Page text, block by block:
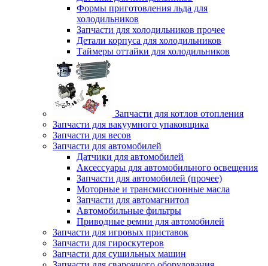
Формы приготовления льда для
холодильников
Запчасти для холодильников прочее
Детали корпуса для холодильников
Таймеры оттайки для холодильников
Запчасти для котлов отопления
Запчасти для вакуумного упаковщика
Запчасти для весов
Запчасти для автомобилей
Датчики для автомобилей
Аксессуары для автомобильного освещения
Запчасти для автомобилей (прочее)
Моторные и трансмиссионные масла
Запчасти для автомагнитол
Автомобильные фильтры
Приводные ремни для автомобилей
Запчасти для игровых приставок
Запчасти для гироскутеров
Запчасти для сушильных машин